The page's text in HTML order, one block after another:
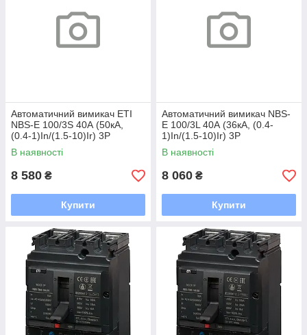
Автоматичний вимикач ETI
NBS-E 100/3S 40А (50кА,
(0.4-1)In/(1.5-10)Ir) 3P
В наявності
8 580 ₴
Купити
Автоматичний вимикач NBS-
E 100/3L 40А (36кА, (0.4-
1)In/(1.5-10)Ir) 3P
В наявності
8 060 ₴
Купити